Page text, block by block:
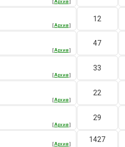
[Архив]
[Архив]
12
[Архив]
47
[Архив]
33
[Архив]
22
[Архив]
29
[Архив]
1427